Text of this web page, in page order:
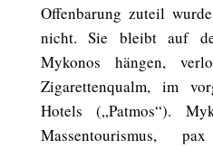
Offenbarung zuteil
nicht. Sie bleibt auf
Mykonos hängen,
Zigarettenqualm, im
Hotels („Patmos“).
Massentourismus,